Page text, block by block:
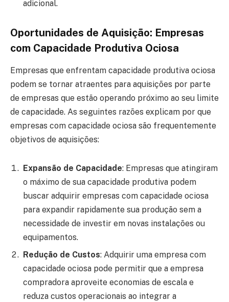
adicional.
Oportunidades de Aquisição: Empresas
com Capacidade Produtiva Ociosa
Empresas que enfrentam capacidade produtiva ociosa
podem se tornar atraentes para aquisições por parte
de empresas que estão operando próximo ao seu limite
de capacidade. As seguintes razões explicam por que
empresas com capacidade ociosa são frequentemente
objetivos de aquisições:
Expansão de Capacidade: Empresas que atingiram
o máximo de sua capacidade produtiva podem
buscar adquirir empresas com capacidade ociosa
para expandir rapidamente sua produção sem a
necessidade de investir em novas instalações ou
equipamentos.
Redução de Custos: Adquirir uma empresa com
capacidade ociosa pode permitir que a empresa
compradora aproveite economias de escala e
reduza custos operacionais ao integrar a